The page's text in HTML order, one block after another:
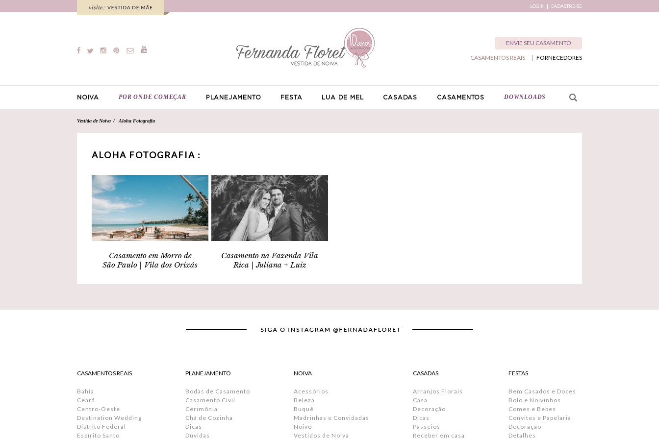
LOGIN CADASTRE-SE
ENVIE SEU CASAMENTO
FORNECEDORES
CASAMENTOS REAIS
NOIVA POR ONDE COMEÇAR PLANEJAMENTO FESTA LUA DE MEL CASADAS CASAMENTOS DOWNLOADS
Vestida de Noiva Aloha Fotografia
ALOHA FOTOGRAFIA :
Casamento em Morro de
São Paulo | Vila dos Orixás
Casamento na Fazenda Vila
Rica | Juliana + Luiz
CASAMENTOS REAIS
Bahia
Ceará
Centro-Oeste
Destination Wedding
Distrito Federal
Espírito Santo
PLANEJAMENTO
Bodas de Casamento
Casamento Civil
Cerimônia
Chá de Cozinha
Dicas
Dúvidas
NOIVA
Acessórios
Beleza
Buquê
Madrinhas e Convidadas
Noivo
Vestidos de Noiva
CASADAS
Arranjos Florais
Casa
Decoração
Dicas
Passeios
Receber em casa
FESTAS
Bem Casados e Doces
Bolo e Noivinhos
Comes e Bebes
Convites e Papelaria
Decoração
Detalhes